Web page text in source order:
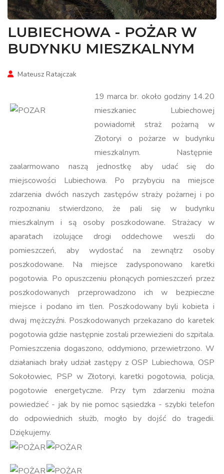
LUBIECHOWA - POŻAR W
BUDYNKU MIESZKALNYM
Mateusz Ratajczak
19 marca br. około godziny 14.20
mieszkaniec Lubiechowej
powiadomił straż pożarną w
Złotoryi o pożarze w budynku
mieszkalnym. Następnie
zaalarmowano naszą jednostkę aby udać się do
miejscowości Lubiechowa. Po przybyciu na miejsce
zdarzenia dwóch naszych zastępów straży pożarnej i po
rozpoznaniu stwierdzono, że pali się w budynku
mieszkalnym i są osoby poszkodowane. Strażacy w
aparatach izolujące drogi oddechowe weszli do
pomieszczeń, aby wydostać na zewnątrz osoby
poszkodowane. Na miejsce zadysponowano karetki
pogotowia. Po opuszczeniu płonących pomieszczeń przez
poszkodowanych przeprowadzono ich w bezpieczne
miejsce i podano im tlen. Poszkodowany byli kobieta i
dwaj mężczyźni. Poszkodowanych przekazano do karetek
pogotowia gdzie następnie zostali przewiezieni do szpitala.
Pomieszczenia dogaszono, oddymiono, przewietrzono. W
działaniach brały udział zastępy z OSP Lubiechowa, OSP
Sokołowiec, PSP w Złotoryi, karetki pogotowia, policja,
pogotowie energetyczne. Przy tym zdarzeniu można
powiedzieć - jak by nie pomoc sąsiedzka - szybki telefon
do odpowiednich służb, mogło by dojść do tragedii.
Dziękujemy.